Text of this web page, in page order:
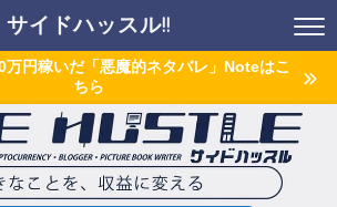
サイドハッスル!!
万円稼いだ「悪魔的ネタバレ」Noteはこ
ちら